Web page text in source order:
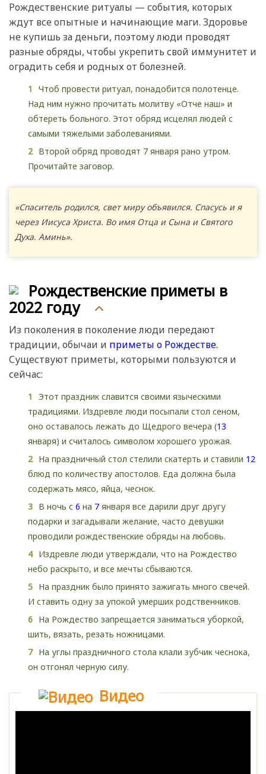
Рождественские ритуалы — события, которых
ждут все опытные и начинающие маги. Здоровье
не купишь за деньги, поэтому люди проводят
разные обряды, чтобы укрепить свой иммунитет и
оградить себя и родных от болезней.
Чтоб провести ритуал, понадобится полотенце.
Над ним нужно прочитать молитву «Отче наш» и
обтереть больного. Этот обряд исцелял людей с
самыми тяжелыми заболеваниями.
Второй обряд проводят 7 января рано утром.
Прочитайте заговор.
«Спаситель родился, свет миру объявился. Спасусь и я
через Иисуса Христа. Во имя Отца и Сына и Святого
Духа. Аминь».
Рождественские приметы в
2022 году
Из поколения в поколение люди передают
традиции, обычаи и приметы о Рождестве.
Существуют приметы, которыми пользуются и
сейчас:
Этот праздник славится своими языческими
традициями. Издревле люди посыпали стол сеном,
оно оставалось лежать до Щедрого вечера (13
января) и считалось символом хорошего урожая.
На праздничный стол стелили скатерть и ставили 12
блюд по количеству апостолов. Еда должна была
содержать мясо, яйца, чеснок.
В ночь с 6 на 7 января все дарили друг другу
подарки и загадывали желание, часто девушки
проводили рождественские обряды на любовь.
Издревле люди утверждали, что на Рождество
небо раскрыто, и все мечты сбываются.
На праздник было принято зажигать много свечей.
И ставить одну за упокой умерших родственников.
На Рождество запрещается заниматься уборкой,
шить, вязать, резать ножницами.
На углы праздничного стола клали зубчик чеснока,
он отгонял черную силу.
Видео